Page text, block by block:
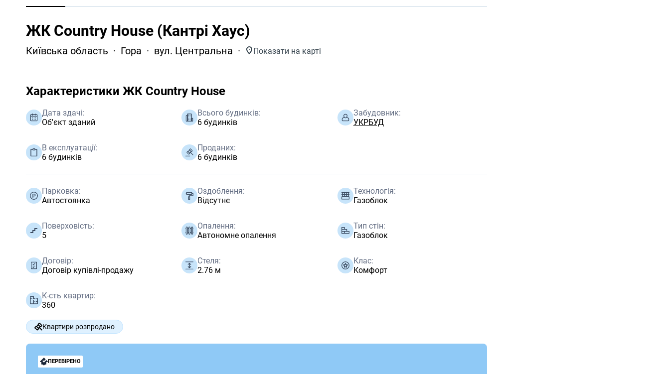
ЖК Country House (Кантрі Хаус)
Київська область Гора вул. Центральна Показати на карті
Характеристики ЖК Country House
Дата здачі:
Об'єкт зданий
Всього будинків:
6 будинків
Забудовник:
УКРБУД
В експлуатації:
6 будинків
Проданих:
6 будинків
Парковка:
Автостоянка
Оздоблення:
Відсутнє
Технологія:
Газоблок
Поверховість:
5
Опалення:
Автономне опалення
Тип стін:
Газоблок
Договір:
Договір купівлі-продажу
Стеля:
2.76 м
Клас:
Комфорт
К-сть квартир:
360
Квартири розпродано
ПЕРЕВІРЕНО